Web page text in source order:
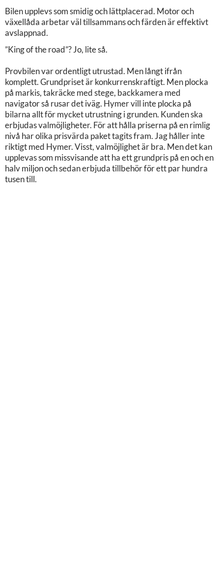
Bilen upplevs som smidig och lättplacerad. Motor och
växellåda arbetar väl tillsammans och färden är effektivt
avslappnad.
”King of the road”? Jo, lite så.
Provbilen var ordentligt utrustad. Men långt ifrån
komplett. Grundpriset är konkurrenskraftigt. Men plocka
på markis, takräcke med stege, backkamera med
navigator så rusar det iväg. Hymer vill inte plocka på
bilarna allt för mycket utrustning i grunden. Kunden ska
erbjudas valmöjligheter. För att hålla priserna på en rimlig
nivå har olika prisvärda paket tagits fram. Jag håller inte
riktigt med Hymer. Visst, valmöjlighet är bra. Men det kan
upplevas som missvisande att ha ett grundpris på en och en
halv miljon och sedan erbjuda tillbehör för ett par hundra
tusen till.